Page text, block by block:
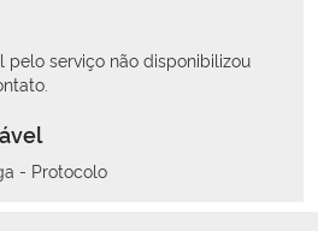
pelo serviço não disponibilizou
- Protocolo